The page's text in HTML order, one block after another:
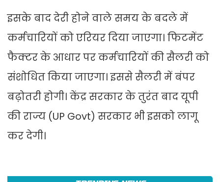
इसके बाद देरी होने वाले समय के बदले में
कर्मचारियों को एरियर दिया जाएगा। फिटमेंट
फैक्टर के आधार पर कर्मचारियों की सैलरी को
संशोधित किया जाएगा। इससे सैलरी में बंपर
बढ़ोतरी होगी। केंद्र सरकार के तुरंत बाद यूपी
की राज्य (UP Govt) सरकार भी इसको लागू
कर देगी।